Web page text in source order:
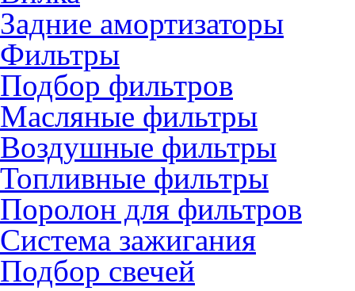
Задние амортизаторы
Фильтры
Подбор фильтров
Масляные фильтры
Воздушные фильтры
Топливные фильтры
Поролон для фильтров
Система зажигания
Подбор свечей